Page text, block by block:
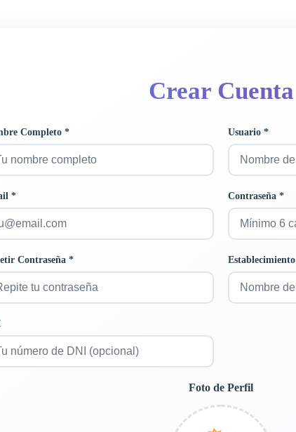
Crear Cuenta
Completo * Usuario *
* Contraseña *
Contraseña * Establecimiento
Foto de Perfil